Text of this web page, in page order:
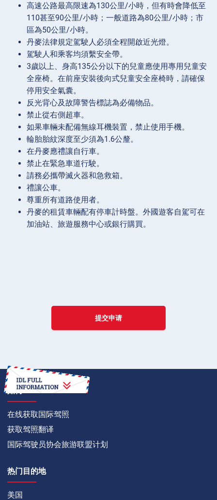
高速公路最高限速為130公里/小時，但有時會降低至
110甚至90公里/小時；一般道路為80公里/小時；市
區為50公里/小時。
丹麥法律規定駕駛人必須全程開啟近光燈。
駕駛人和乘客均須繫安全帶。
3歲以上、身高135公分以下的兒童應使用專用兒童安
全座椅。在前座安裝後向式兒童安全座椅時，請確保
停用安全氣囊。
反光背心及故障警告標誌為必備物品。
禁止從右側超車。
如果車輛未配備無線耳機裝置，禁止使用手機。
輪胎胎紋深度至少須為1.6公釐。
在丹麥應禮讓自行車。
禁止在緊急車道行駛。
請務必攜帶滅火器和急救箱。
禮讓公車。
尊重所有道路使用者。
丹麥的租賃車輛配有停車計時盤。外國遊客自駕可在
加油站、旅遊服務中心或銀行購買。
提交申请
如何
在线获取国际驾照
获取驾照翻译
国际驾驶员协会旅游联盟计划
热门目的地
美国